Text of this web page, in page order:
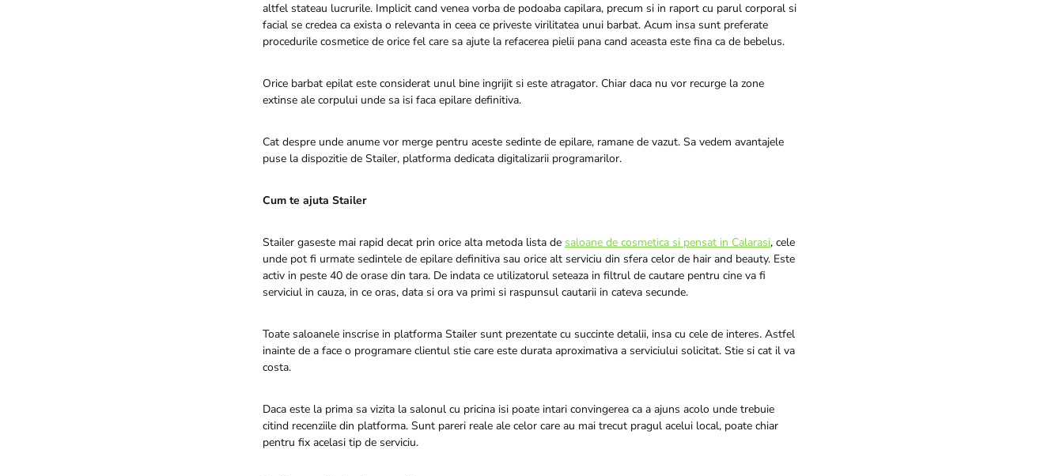
altfel stateau lucrurile. Implicit cand venea vorba de podoaba capilara, precum si in raport cu parul corporal si
facial se credea ca exista o relevanta in ceea ce priveste virilitatea unui barbat. Acum insa sunt preferate
procedurile cosmetice de orice fel care sa ajute la refacerea pielii pana cand aceasta este fina ca de bebelus.
Orice barbat epilat este considerat unul bine ingrijit si este atragator. Chiar daca nu vor recurge la zone
extinse ale corpului unde sa isi faca epilare definitiva.
Cat despre unde anume vor merge pentru aceste sedinte de epilare, ramane de vazut. Sa vedem avantajele
puse la dispozitie de Stailer, platforma dedicata digitalizarii programarilor.
Cum te ajuta Stailer
Stailer gaseste mai rapid decat prin orice alta metoda lista de saloane de cosmetica si pensat in Calarasi, cele
unde pot fi urmate sedintele de epilare definitiva sau orice alt serviciu din sfera celor de hair and beauty. Este
activ in peste 40 de orase din tara. De indata ce utilizatorul seteaza in filtrul de cautare pentru cine va fi
serviciul in cauza, in ce oras, data si ora va primi si raspunsul cautarii in cateva secunde.
Toate saloanele inscrise in platforma Stailer sunt prezentate cu succinte detalii, insa cu cele de interes. Astfel
inainte de a face o programare clientul stie care este durata aproximativa a serviciului solicitat. Stie si cat il va
costa.
Daca este la prima sa vizita la salonul cu pricina isi poate intari convingerea ca a ajuns acolo unde trebuie
citind recenziile din platforma. Sunt pareri reale ale celor care au mai trecut pragul acelui local, poate chiar
pentru fix acelasi tip de serviciu.